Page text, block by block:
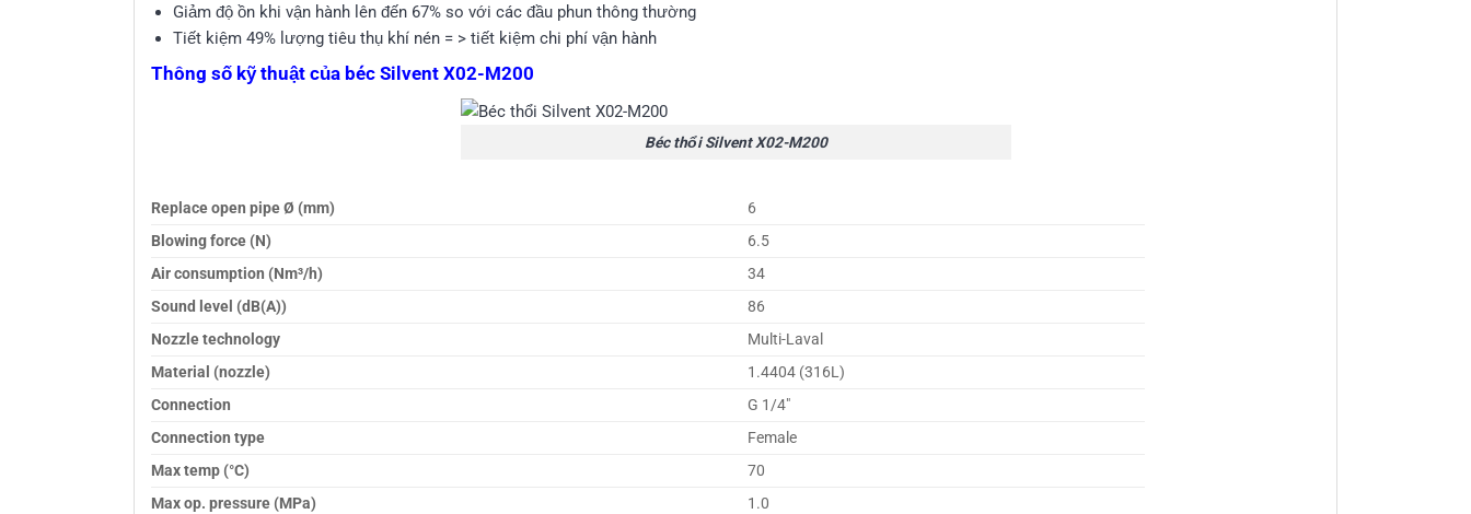
Giảm độ ồn khi vận hành lên đến 67% so với các đầu phun thông thường
Tiết kiệm 49% lượng tiêu thụ khí nén = > tiết kiệm chi phí vận hành
Thông số kỹ thuật của béc Silvent X02-M200
Béc thổi Silvent X02-M200
Replace open pipe Ø (mm)
6
Blowing force (N)
6.5
Air consumption (Nm³/h)
34
Sound level (dB(A))
86
Nozzle technology
Multi-Laval
Material (nozzle)
1.4404 (316L)
Connection
G 1/4″
Connection type
Female
Max temp (°C)
70
Max op. pressure (MPa)
1.0